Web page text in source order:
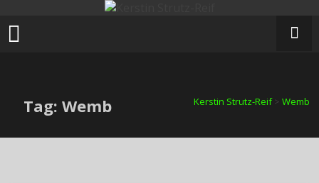
Inhalt
springen
Tag: Wemb Kerstin Strutz-Reif> Wemb